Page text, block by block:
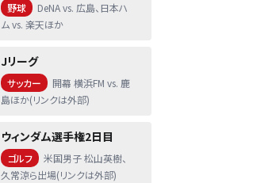
野球
DeNA vs. 広島、日本ハ
ム vs. 楽天ほか
Jリーグ
サッカー
開幕 横浜FM vs. 鹿
島ほか(リンクは外部)
ウィンダム選手権2日目
ゴルフ
米国男子 松山英樹、
久常涼ら出場(リンクは外部)